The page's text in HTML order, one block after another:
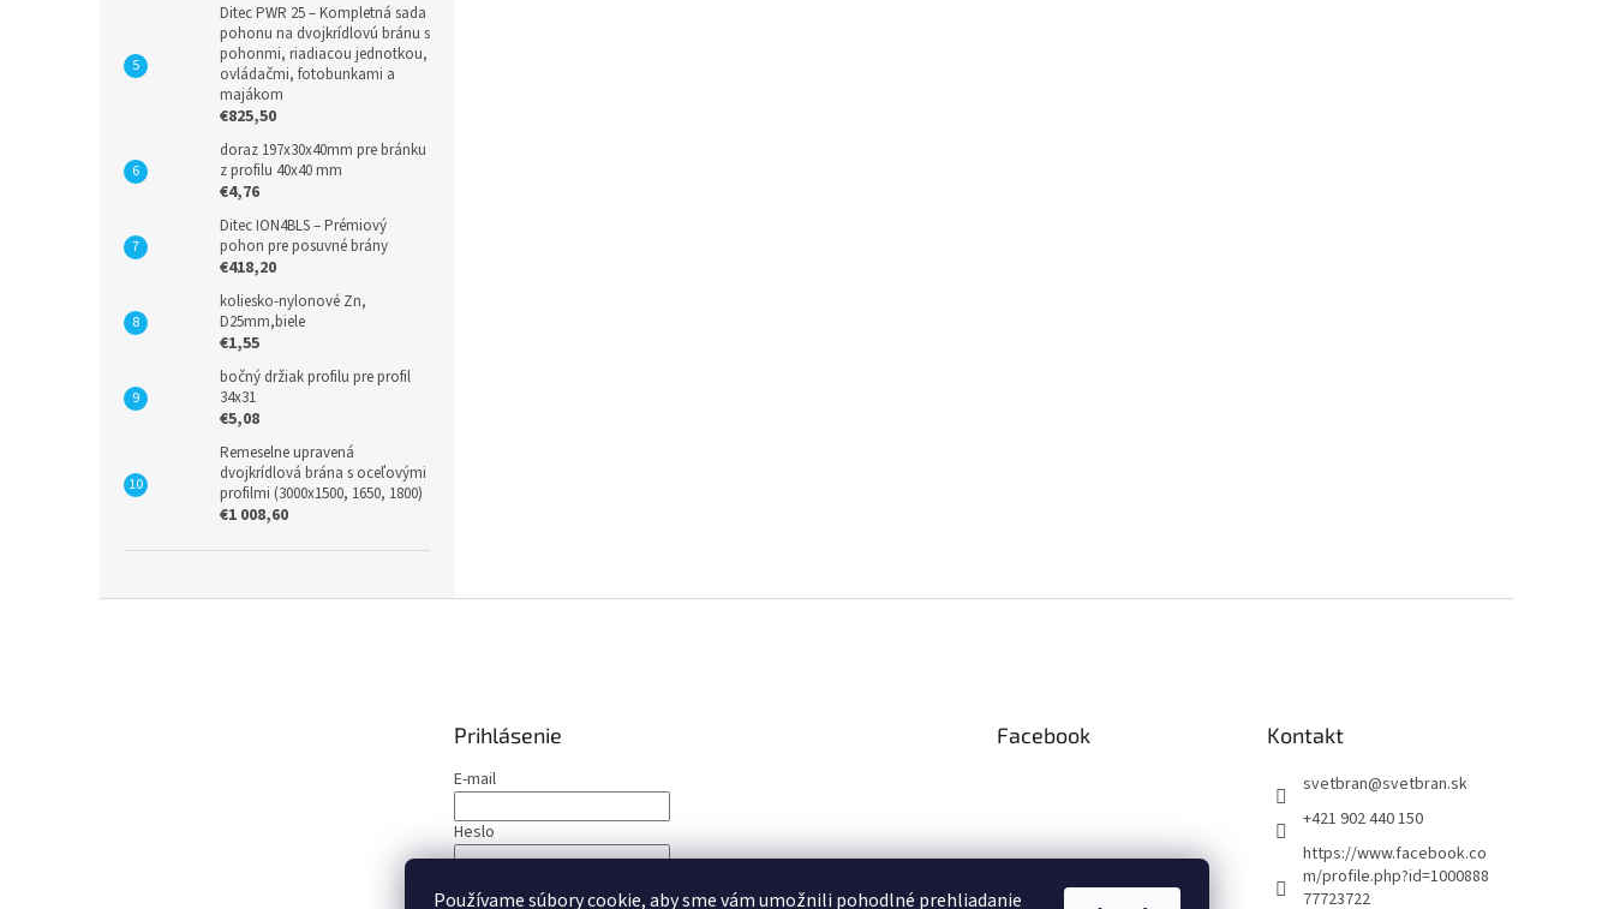
Používame súbory cookie, aby sme vám umožnili pohodlné prehliadanie
Ditec PWR 25 – Kompletná sada
pohonu na dvojkrídlovú bránu s
pohonmi, riadiacou jednotkou,
ovládačmi, fotobunkami a
majákom
€825,50
doraz 197x30x40mm pre bránku
z profilu 40x40 mm
€4,76
Ditec ION4BLS – Prémiový
pohon pre posuvné brány
€418,20
koliesko-nylonové Zn,
D25mm,biele
€1,55
bočný držiak profilu pre profil
34x31
€5,08
Remeselne upravená
dvojkrídlová brána s oceľovými
profilmi (3000x1500, 1650, 1800)
€1 008,60
Prihlásenie
E-mail
Heslo
PRIHLÁSIŤ SA
Facebook Kontakt
svetbran@svetbran.sk
+421 902 440 150
https://www.facebook.co
m/profile.php?id=1000888
77723722